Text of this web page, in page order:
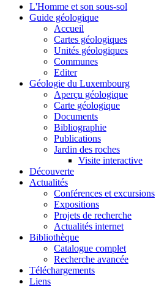
L'Homme et son sous-sol
Guide géologique
Accueil
Cartes géologiques
Unités géologiques
Communes
Editer
Géologie du Luxembourg
Aperçu géologique
Carte géologique
Documents
Bibliographie
Publications
Jardin des roches
Visite interactive
Découverte
Actualités
Conférences et excursions
Expositions
Projets de recherche
Actualités internet
Bibliothèque
Catalogue complet
Recherche avancée
Téléchargements
Liens